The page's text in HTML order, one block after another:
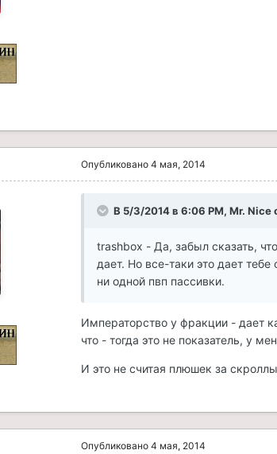
Опубликовано 4 мая, 2014
В 5/3/2014 в 6:06 PM, Mr. Nice
trashbox - Да, забыл сказать,
дает. Но все-таки это дает
ни одной пвп пассивки.
Императорство у фракции - дает
что - тогда это не показатель, у
И это не считая плюшек за
Опубликовано 4 мая, 2014